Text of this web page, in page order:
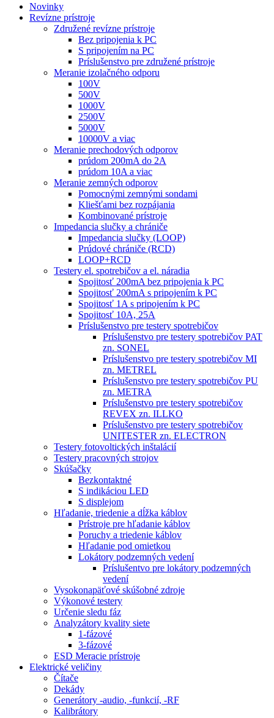
Novinky
Revízne prístroje
Združené revízne prístroje
Bez pripojenia k PC
S pripojením na PC
Príslušenstvo pre združené prístroje
Meranie izolačného odporu
100V
500V
1000V
2500V
5000V
10000V a viac
Meranie prechodových odporov
prúdom 200mA do 2A
prúdom 10A a viac
Meranie zemných odporov
Pomocnými zemnými sondami
Kliešťami bez rozpájania
Kombinované prístroje
Impedancia slučky a chrániče
Impedancia slučky (LOOP)
Prúdové chrániče (RCD)
LOOP+RCD
Testery el. spotrebičov a el. náradia
Spojitosť 200mA bez pripojenia k PC
Spojitosť 200mA s pripojením k PC
Spojitosť 1A s pripojením k PC
Spojitosť 10A, 25A
Príslušenstvo pre testery spotrebičov
Príslušenstvo pre testery spotrebičov PAT
zn. SONEL
Príslušenstvo pre testery spotrebičov MI
zn. METREL
Príslušenstvo pre testery spotrebičov PU
zn. METRA
Príslušenstvo pre testery spotrebičov
REVEX zn. ILLKO
Príslušenstvo pre testery spotrebičov
UNITESTER zn. ELECTRON
Testery fotovoltických inštalácií
Testery pracovných strojov
Skúšačky
Bezkontaktné
S indikáciou LED
S displejom
Hľadanie, triedenie a dĺžka káblov
Prístroje pre hľadanie káblov
Poruchy a triedenie káblov
Hľadanie pod omietkou
Lokátory podzemných vedení
Príslušentvo pre lokátory podzemných
vedení
Vysokonapäťové skúšobné zdroje
Výkonové testery
Určenie sledu fáz
Analyzátory kvality siete
1-fázové
3-fázové
ESD Meracie prístroje
Elektrické veličiny
Čítače
Dekády
Generátory -audio, -funkcií, -RF
Kalibrátory